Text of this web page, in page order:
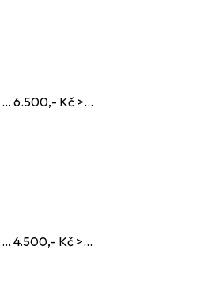
6.500,- Kč >...
4.500,- Kč >...